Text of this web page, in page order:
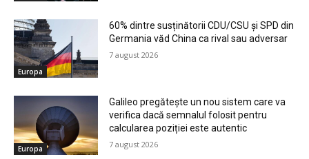
Europa
60% dintre susținătorii CDU/CSU și SPD din
Germania văd China ca rival sau adversar
7 august 2026
Europa
Galileo pregătește un nou sistem care va
verifica dacă semnalul folosit pentru
calcularea poziției este autentic
7 august 2026